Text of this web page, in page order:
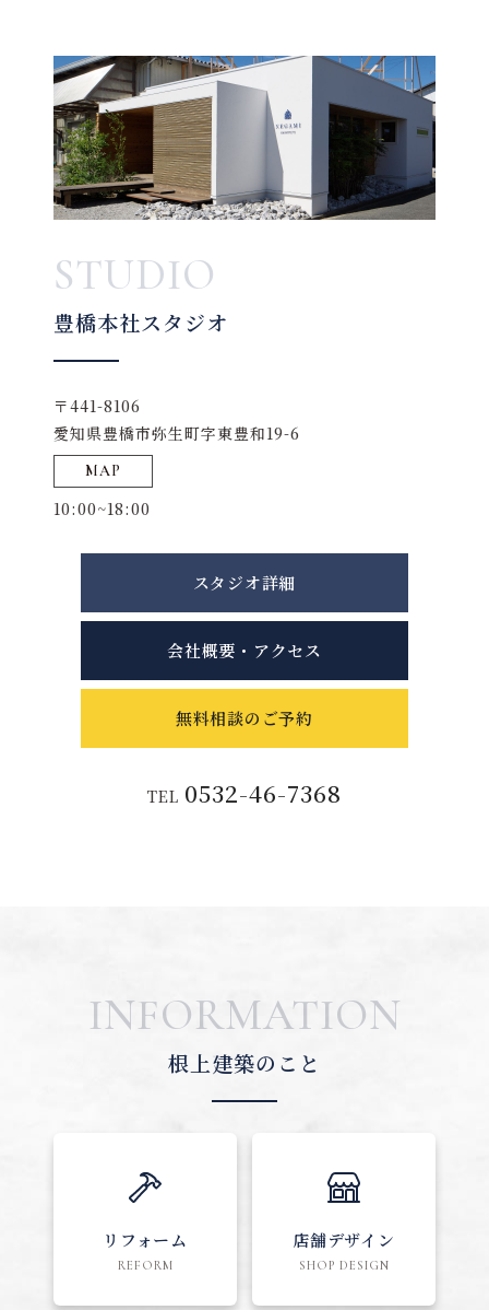
STUDIO
豊橋本社スタジオ
〒441-8106
愛知県豊橋市弥生町字東豊和19-6
MAP
10:00~18:00
スタジオ詳細
会社概要・アクセス
無料相談のご予約
TEL 0532-46-7368
INFORMATION
根上建築のこと
リフォーム
REFORM
店舗デザイン
SHOP DESIGN